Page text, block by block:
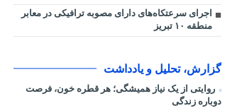
اجرای سرعتکاه‌های دارای مصوبه ترافیکی در معابر
منطقه ۱۰ تبریز
گزارش، تحلیل و یادداشت
روایتی از یک نیاز همیشگی؛ هر قطره خون، فرصت
دوباره زندگی